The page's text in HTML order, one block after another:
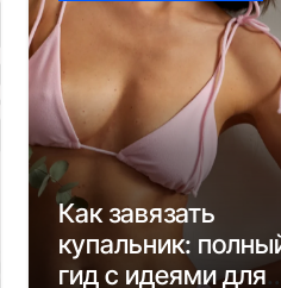
Как завязать
купальник:
гид с идеями для